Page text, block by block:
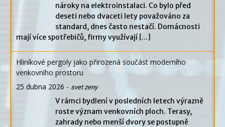
nároky na elektroinstalaci. Co bylo před
deseti nebo dvaceti lety považováno za
standard, dnes často nestačí. Domácnosti
mají více spotřebičů, firmy využívají [...]
Hliníkové pergoly jako přirozená součást moderního
venkovního prostoru
25 dubna 2026 - svet zeny
V rámci bydlení v posledních letech výrazně
roste význam venkovních ploch. Terasy,
zahrady nebo menší dvory se postupně